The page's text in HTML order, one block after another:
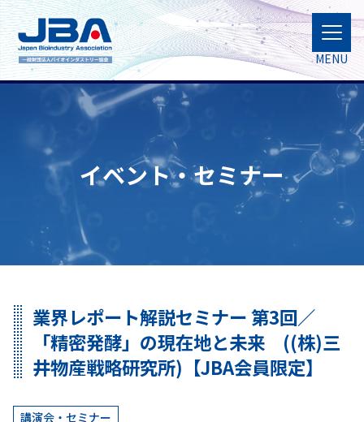
MENU
イベント・セミナー
業界レポート解説セミナー 第3回／
「精密発酵」の現在地と未来 ((株)三
井物産戦略研究所)【JBA会員限定】
講演会・セミナー